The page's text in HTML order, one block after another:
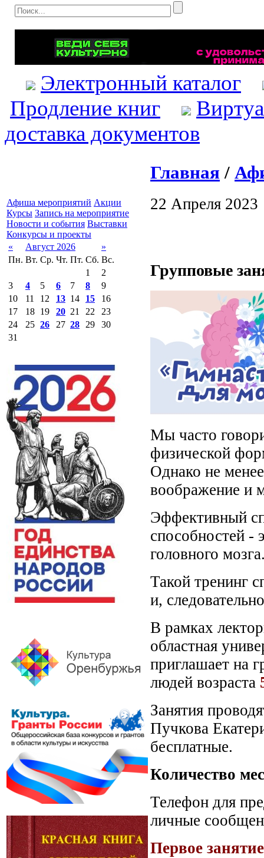
Электронный каталог
Продление книг
доставка документов
Афиша мероприятий Акции
Курсы Запись на мероприятие
Новости и события Выставки
Конкурсы и проекты
«
Август 2026
»
Пн. Вт. Ср. Чт. Пт. Сб. Вс.
1
2
3
4 5 6 7 8
9
10
11 12 13 14 15
16
17
18 19 20 21 22
23
24
25 26 27 28 29
30
31
Главная /
22 Апреля 2023
Групповые
Мы часто
физической
Однако не
воображение и
Эффективный
способностей -
головного
Такой тренинг
и,
В рамках
областная
приглашает на
людей возраста
Занятия
Пучкова
бесплатные.
Количество
Телефон для
личные
Первое